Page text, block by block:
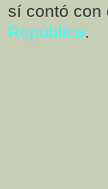
sí contó con
República.